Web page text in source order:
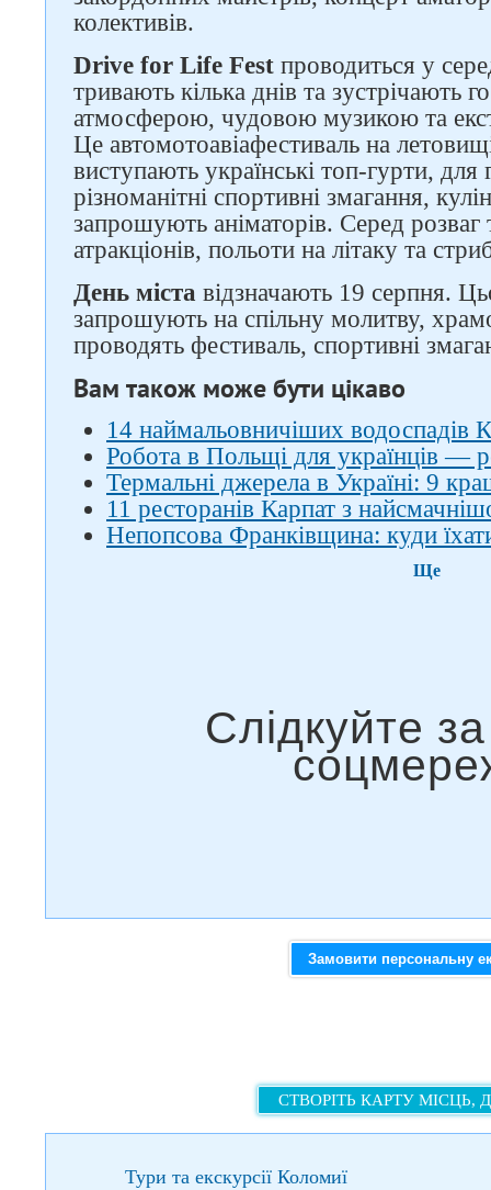
колективів.
Drive for Life Fest проводиться у
тривають кілька днів та зустрічають
атмосферою, чудовою музикою та
Це автомотоавіафестиваль на
виступають українські топ-гурти,
різноманітні спортивні змагання,
запрошують аніматорів. Серед розваг
атракціонів, польоти на літаку та
День міста відзначають 19 серпня.
запрошують на спільну молитву,
проводять фестиваль, спортивні
Вам також може бути цікаво
14 наймальовничіших водоспадів
Робота в Польщі для українців —
Термальні джерела в Україні: 9
11 ресторанів Карпат з
Непопсова Франківщина: куди
Ще
Замовити персональну
СТВОРІТЬ КАРТУ МІСЦЬ,
Тури та екскурсії Коломиї